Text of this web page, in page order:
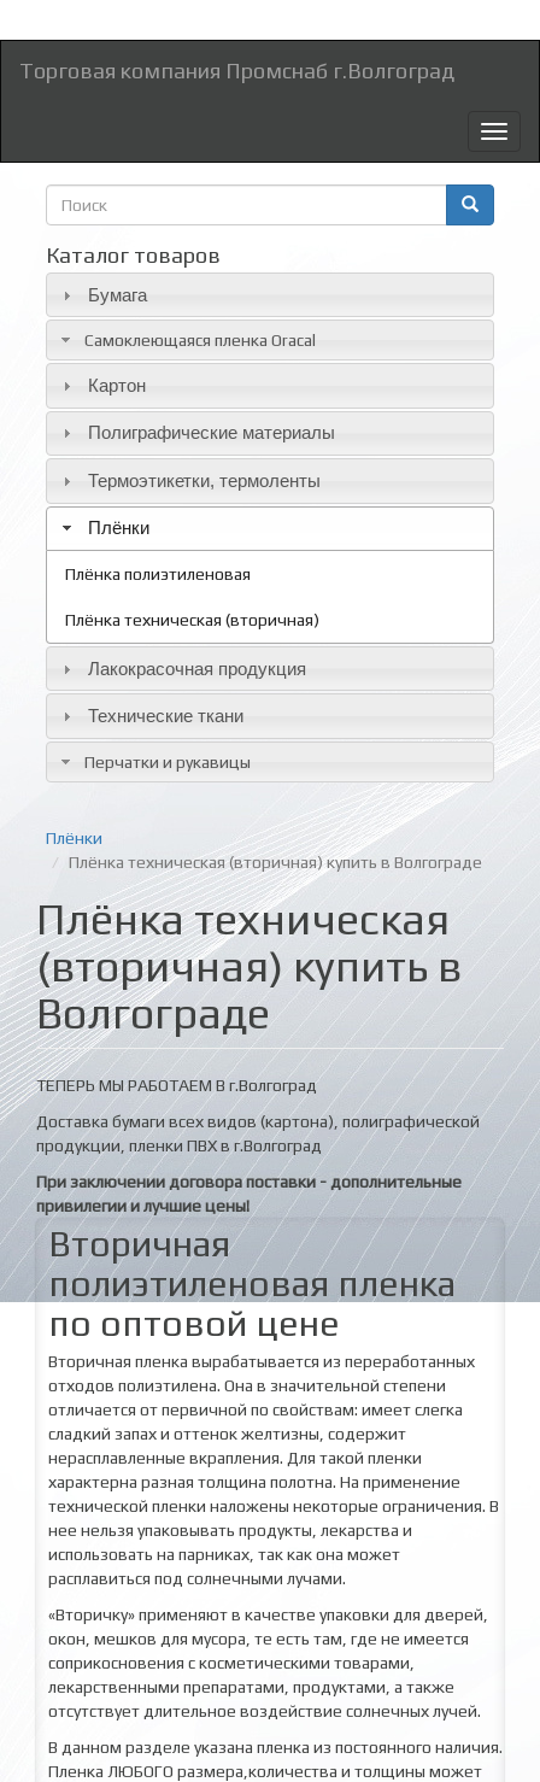
Торговая компания Промснаб г.Волгоград
Форма
поиска
Каталог товаров
Бумага
Самоклеющаяся пленка Oracal
Картон
Полиграфические материалы
Термоэтикетки, термоленты
Плёнки
Плёнка полиэтиленовая
Плёнка техническая (вторичная)
Лакокрасочная продукция
Технические ткани
Перчатки и рукавицы
Плёнки
Плёнка техническая (вторичная) купить в Волгограде
Плёнка техническая
(вторичная) купить в
Волгограде
ТЕПЕРЬ МЫ РАБОТАЕМ В г.Волгоград
Доставка бумаги всех видов (картона), полиграфической
продукции, пленки ПВХ в г.Волгоград
При заключении договора поставки - дополнительные
привилегии и лучшие цены!
Вторичная
полиэтиленовая пленка
по оптовой цене
Вторичная пленка вырабатывается из переработанных
отходов полиэтилена. Она в значительной степени
отличается от первичной по свойствам: имеет слегка
сладкий запах и оттенок желтизны, содержит
нерасплавленные вкрапления. Для такой пленки
характерна разная толщина полотна. На применение
технической пленки наложены некоторые ограничения. В
нее нельзя упаковывать продукты, лекарства и
использовать на парниках, так как она может
расплавиться под солнечными лучами.
«Вторичку» применяют в качестве упаковки для дверей,
окон, мешков для мусора, те есть там, где не имеется
соприкосновения с косметическими товарами,
лекарственными препаратами, продуктами, а также
отсутствует длительное воздействие солнечных лучей.
В данном разделе указана пленка из постоянного наличия.
Пленка ЛЮБОГО размера,количества и толщины может